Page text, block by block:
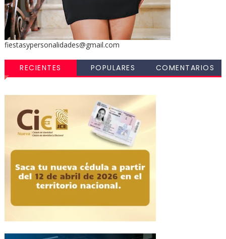
fiestasypersonalidades@gmail.com
RECIENTES POPULARES COMENTARIOS